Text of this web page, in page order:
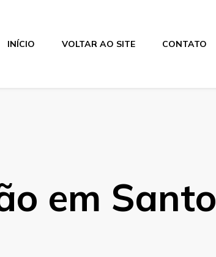
INÍCIO VOLTAR AO SITE CONTATO
em Santo